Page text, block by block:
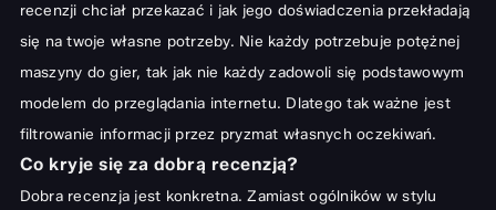
Gdzie szukać wiarygodnych opinii o laptopach?
Portale recenzyjne kontra fora internetowe
Opinie o laptopach dla specyficznych potrzeb
Laptopy gamingowe: priorytety w recenzjach graczy
Sprzęt do pracy i biura: na co zwrócić uwagę?
recenzji chciał przekazać i jak jego doświadczenia przekładają
się na twoje własne potrzeby. Nie każdy potrzebuje potężnej
maszyny do gier, tak jak nie każdy zadowoli się podstawowym
modelem do przeglądania internetu. Dlatego tak ważne jest
filtrowanie informacji przez pryzmat własnych oczekiwań.
Co kryje się za dobrą recenzją?
Dobra recenzja jest konkretna. Zamiast ogólników w stylu